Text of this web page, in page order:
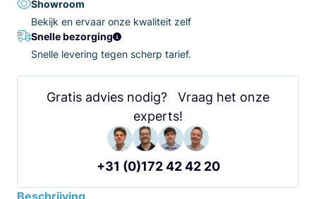
Showroom
Bekijk en ervaar onze kwaliteit zelf
Snelle bezorging
Snelle levering tegen scherp tarief.
Gratis advies nodig? Vraag het onze
experts!
+31 (0)172 42 42 20
Beschrijving